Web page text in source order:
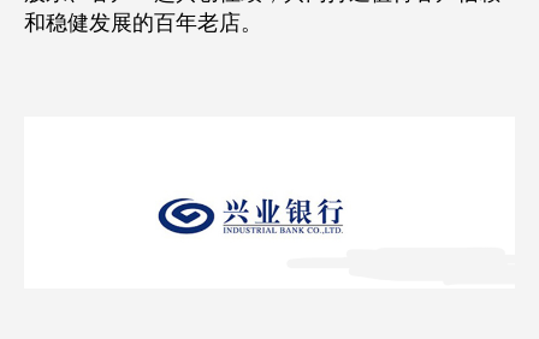
和稳健发展的百年老店。